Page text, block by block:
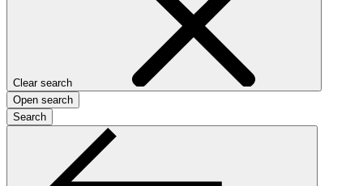
Clear search
Open search
Search